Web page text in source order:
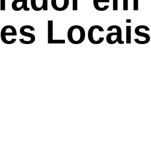
Locais